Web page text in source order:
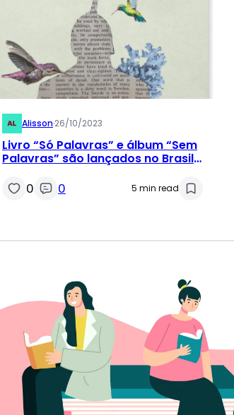
Alisson·26/10/2023
Livro “Só Palavras” e álbum “Sem
Palavras” são lançados no Brasil
0 0 5 min read